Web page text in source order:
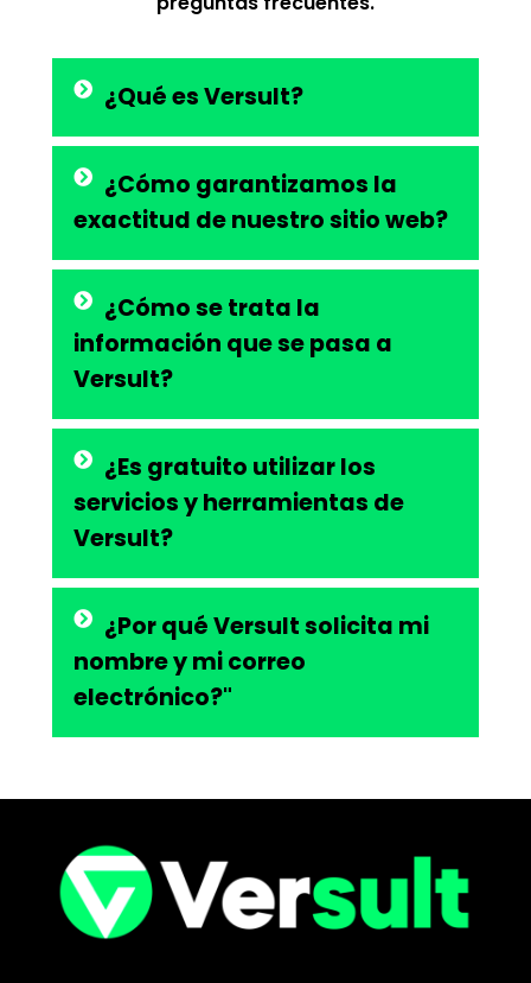
¿Qué es Versult?
¿Cómo garantizamos la
exactitud de nuestro sitio web?
¿Cómo se trata la
información que se pasa a
Versult?
¿Es gratuito utilizar los
servicios y herramientas de
Versult?
¿Por qué Versult solicita mi
nombre y mi correo
electrónico?"